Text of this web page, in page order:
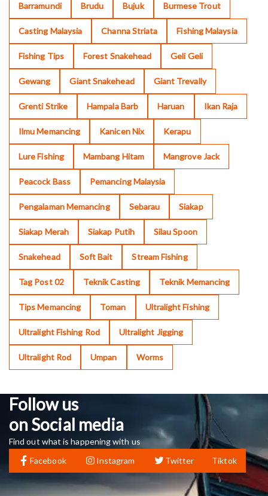
Barramundi Brudu Bujuk Burmese Trout
Casting Malaysia Channa Striata Fishing Malaysia
Fishing Tips Forest Snakehead Geli Geli
Gewang Giant Snakehead Giant Trevally
Grenti Strike Hampala Barb Haruan Ikan Raja
Ilmu Memancing Kanicen Nix Kerapu
Lure Fishing Mambang Hitam Mangrove Jack
Peacock Bass Pemancing Malaysia
Pengalaman Memancing Sebarau Siakap
Siakap Merah Siakap Putih Silau Spoon
Snakehead Soft Bait Stream Fishing
Tag Post 02 Teknik Casting Teknik Memancing
Tips Memancing Toman Ultralight Fishing
Ultralight Fishing Rod Ultralight Jigging
Ultralight Rod Umpan Worms
Follow us
on Social media
Find out what is happening with us
Facebook
Instagram Twitter Tiktok